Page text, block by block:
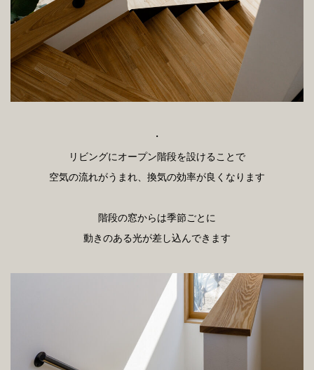
・
リビングにオープン階段を設けることで
空気の流れがうまれ、換気の効率が良くなります
階段の窓からは季節ごとに
動きのある光が差し込んできます